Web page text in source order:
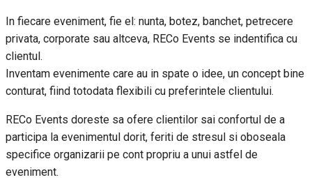
In fiecare eveniment, fie el: nunta, botez, banchet, petrecere
privata, corporate sau altceva, RECo Events se indentifica cu
clientul.
Inventam evenimente care au in spate o idee, un concept bine
conturat, fiind totodata flexibili cu preferintele clientului.
RECo Events doreste sa ofere clientilor sai confortul de a
participa la evenimentul dorit, feriti de stresul si oboseala
specifice organizarii pe cont propriu a unui astfel de
eveniment.